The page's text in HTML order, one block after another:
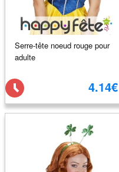
Serre-tête noeud rouge pour
adulte
4.14€